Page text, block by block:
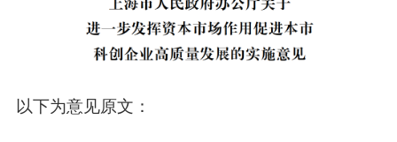
以下为意见原文：